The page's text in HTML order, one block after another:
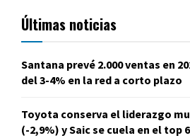
Últimas noticias
Santana prevé 2.000 ventas en
del 3-4% en la red a corto plazo
Toyota conserva el liderazgo
(-2,9%) y Saic se cuela en el top 6